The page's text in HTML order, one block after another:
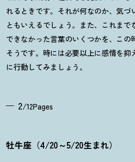
れるときです。それが何なのか、気づ
ともいえるでしょう。また、これま
できなかった言葉のいくつかを、この
そうです。時には必要以上に感情を抑
に行動してみましょう。
2/12Pages
牡牛座（4/20～5/20生まれ）